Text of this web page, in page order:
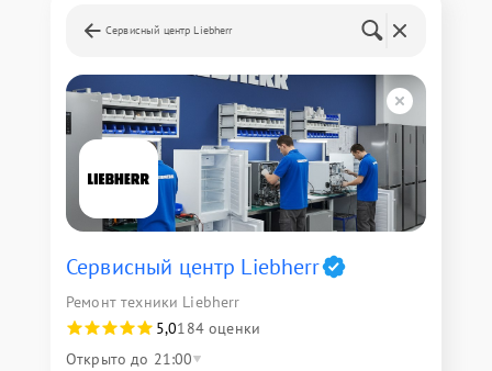
Сервисный центр Liebherr
Сервисный центр Liebherr
Ремонт техники Liebherr
5,0184 оценки
Открыто до 21:00